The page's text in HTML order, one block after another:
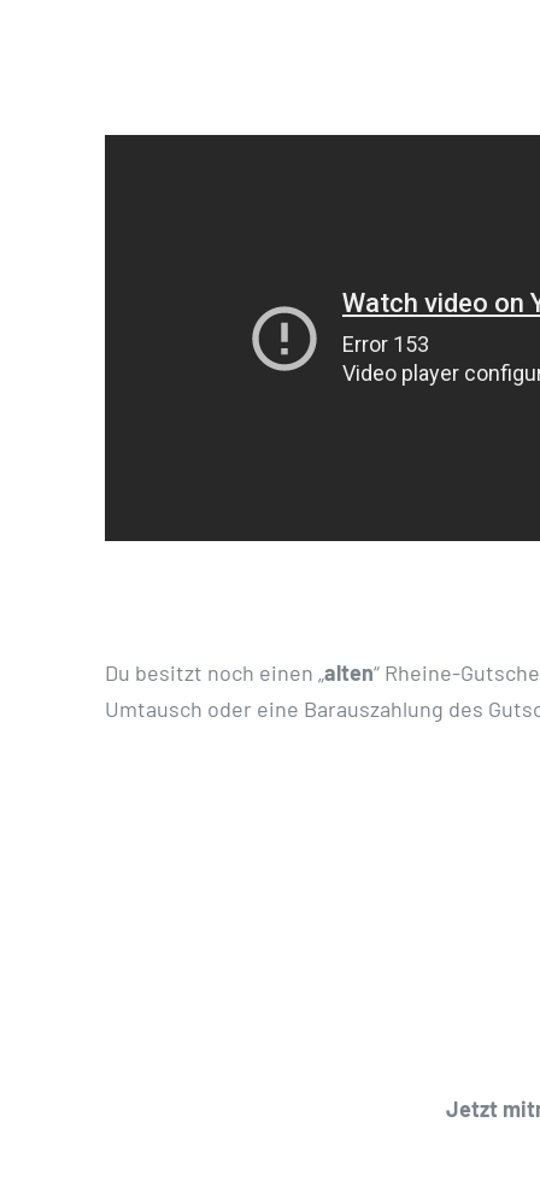
Du besitzt noch einen „alten“ Rheine-
Umtausch oder eine Barauszahlung des
Jetzt